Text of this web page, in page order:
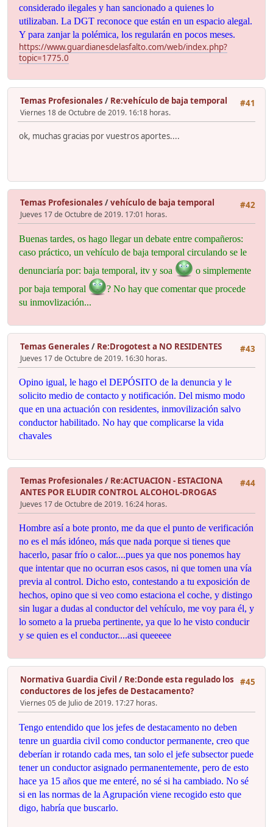
considerado ilegales y han sancionado a quienes lo
utilizaban. La DGT reconoce que están en un espacio alegal.
Y para zanjar la polémica, los regularán en pocos meses.
https://www.guardianesdelasfalto.com/web/index.php?
topic=1775.0
#41
Temas Profesionales / Re:vehículo de baja temporal
Viernes 18 de Octubre de 2019. 16:18 horas.
ok, muchas gracias por vuestros aportes....
#42
Temas Profesionales /vehículo de baja temporal
Jueves 17 de Octubre de 2019. 17:01 horas.
Buenas tardes, os hago llegar un debate entre compañeros:
caso práctico, un vehículo de baja temporal circulando se le
denunciaría por: baja temporal, itv y soa
o simplemente
por baja temporal
? No hay que comentar que procede
su inmovlización...
#43
Temas Generales / Re:Drogotest a NO RESIDENTES
Jueves 17 de Octubre de 2019. 16:30 horas.
Opino igual, le hago el DEPÓSITO de la denuncia y le
solicito medio de contacto y notificación. Del mismo modo
que en una actuación con residentes, inmovilización salvo
conductor habilitado. No hay que complicarse la vida
chavales
#44
Temas Profesionales / Re:ACTUACION - ESTACIONA
ANTES POR ELUDIR CONTROL ALCOHOL-DROGAS
Jueves 17 de Octubre de 2019. 16:24 horas.
Hombre así a bote pronto, me da que el punto de verificación
no es el más idóneo, más que nada porque si tienes que
hacerlo, pasar frío o calor....pues ya que nos ponemos hay
que intentar que no ocurran esos casos, ni que tomen una vía
previa al control. Dicho esto, contestando a tu exposición de
hechos, opino que si veo como estaciona el coche, y distingo
sin lugar a dudas al conductor del vehículo, me voy para él, y
lo someto a la prueba pertinente, ya que lo he visto conducir
y se quien es el conductor....asi queeeee
#45
Normativa Guardia Civil / Re:Donde esta regulado los
conductores de los jefes de Destacamento?
Viernes 05 de Julio de 2019. 17:27 horas.
Tengo entendido que los jefes de destacamento no deben
tenre un guardia civil como conductor permanente, creo que
deberían ir rotando cada mes, tan solo el jefe subsector puede
tener un conductor asignado permanentemente, pero de esto
hace ya 15 años que me enteré, no sé si ha cambiado. No sé
si en las normas de la Agrupación viene recogido esto que
digo, habría que buscarlo.